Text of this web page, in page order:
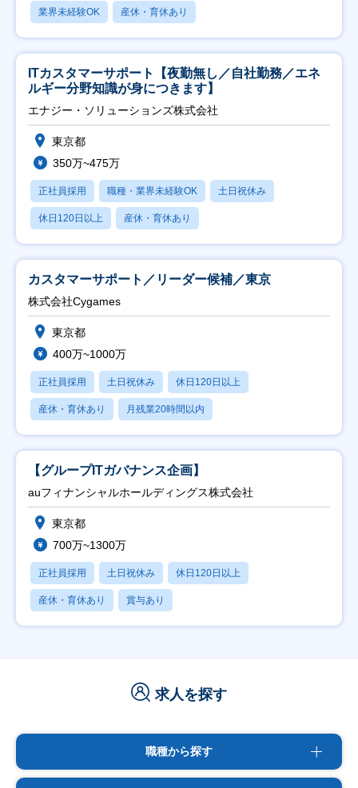
業界未経験OK 産休・育休あり
ITカスタマーサポート【夜勤無し／自社勤務／エネ
ルギー分野知識が身につきます】
エナジー・ソリューションズ株式会社
東京都
350万~475万
正社員採用 職種・業界未経験OK 土日祝休み
休日120日以上 産休・育休あり
カスタマーサポート／リーダー候補／東京
株式会社Cygames
東京都
400万~1000万
正社員採用 土日祝休み 休日120日以上
産休・育休あり 月残業20時間以内
【グループITガバナンス企画】
auフィナンシャルホールディングス株式会社
東京都
700万~1300万
正社員採用 土日祝休み 休日120日以上
産休・育休あり 賞与あり
求人を探す
職種から探す